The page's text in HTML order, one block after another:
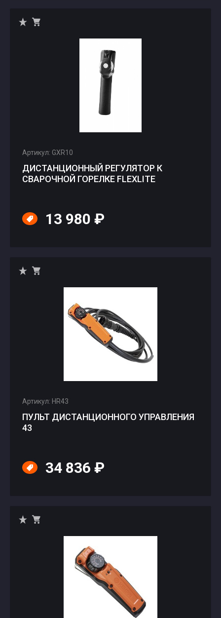
Артикул: GXR10
ДИСТАНЦИОННЫЙ РЕГУЛЯТОР К
СВАРОЧНОЙ ГОРЕЛКЕ FLEXLITE
13 980 ₽
Артикул: HR43
ПУЛЬТ ДИСТАНЦИОННОГО УПРАВЛЕНИЯ
43
34 836 ₽